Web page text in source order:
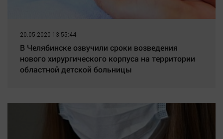
20.05.2020 13:55:44
В Челябинске озвучили сроки возведения
нового хирургического корпуса на территории
областной детской больницы